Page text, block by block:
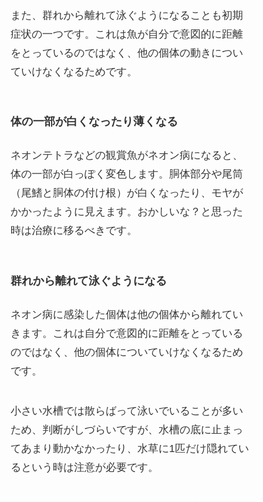
また、群れから離れて泳ぐようになることも初期
症状の一つです。これは魚が自分で意図的に距離
をとっているのではなく、他の個体の動きについ
ていけなくなるためです。
体の一部が白くなったり薄くなる
ネオンテトラなどの観賞魚がネオン病になると、
体の一部が白っぽく変色します。胴体部分や尾筒
（尾鰭と胴体の付け根）が白くなったり、モヤが
かかったように見えます。おかしいな？と思った
時は治療に移るべきです。
群れから離れて泳ぐようになる
ネオン病に感染した個体は他の個体から離れてい
きます。これは自分で意図的に距離をとっている
のではなく、他の個体についていけなくなるため
です。
小さい水槽では散らばって泳いでいることが多い
ため、判断がしづらいですが、水槽の底に止まっ
てあまり動かなかったり、水草に1匹だけ隠れてい
るという時は注意が必要です。